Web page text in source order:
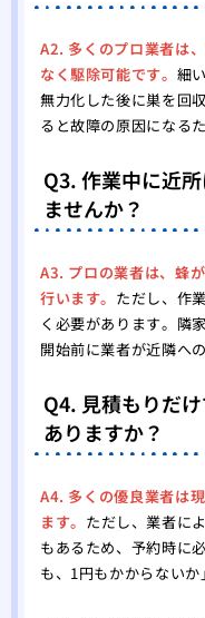
A2. 多くのプロ業者は
なく駆除可能です。 細
無力化した後に巣を回
ると故障の原因になる
Q3. 作業中に近
ませんか？
A3. プロの業者は、蜂
行います。 ただし、作
く必要があります。隣
開始前に業者が近隣へ
Q4. 見積もりだ
ありますか？
A4. 多くの優良業者は
ます。 ただし、業者に
もあるため、予約時に
も、1円もかからないか